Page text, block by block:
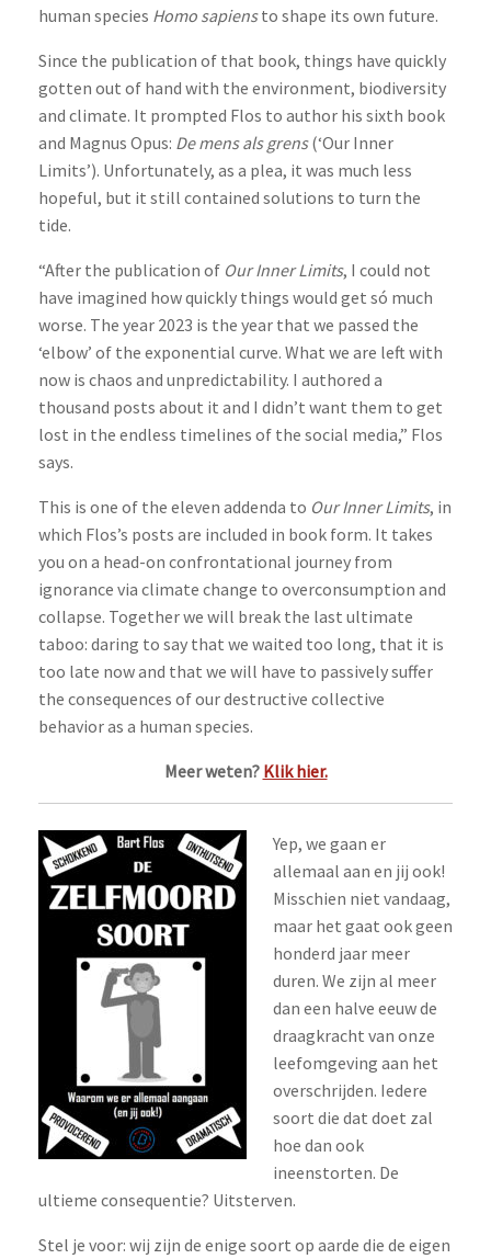
human species Homo sapiensto shape its own future.
Since the publication of that book, things have quickly
gotten out of hand with the environment, biodiversity
and climate. It prompted Flos to author his sixth book
and Magnus Opus: De mens als grens(‘Our Inner
Limits’). Unfortunately, as a plea, it was much less
hopeful, but it still contained solutions to turn the
tide.
“After the publication of Our Inner Limits, I could not
have imagined how quickly things would get só much
worse. The year 2023 is the year that we passed the
‘elbow’ of the exponential curve. What we are left with
now is chaos and unpredictability. I authored a
thousand posts about it and I didn’t want them to get
lost in the endless timelines of the social media,” Flos
says.
This is one of the eleven addenda to Our Inner Limits, in
which Flos’s posts are included in book form. It takes
you on a head-on confrontational journey from
ignorance via climate change to overconsumption and
collapse. Together we will break the last ultimate
taboo: daring to say that we waited too long, that it is
too late now and that we will have to passively suffer
the consequences of our destructive collective
behavior as a human species.
Meer weten? Klik hier.
Yep, we gaan er
allemaal aan en jij ook!
Misschien niet vandaag,
maar het gaat ook geen
honderd jaar meer
duren. We zijn al meer
dan een halve eeuw de
draagkracht van onze
leefomgeving aan het
overschrijden. Iedere
soort die dat doet zal
hoe dan ook
ineenstorten. De
ultieme consequentie? Uitsterven.
Stel je voor: wij zijn de enige soort op aarde die de eigen